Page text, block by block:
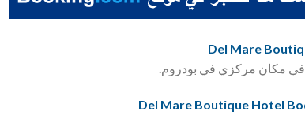
في مكان مركزي في بودروم.